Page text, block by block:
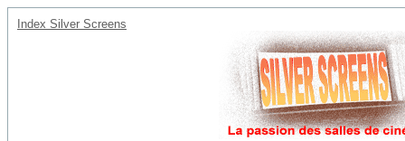
Index Silver Screens